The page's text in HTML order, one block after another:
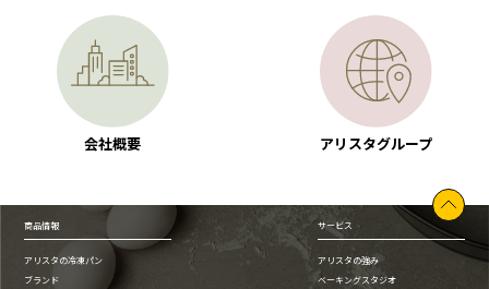
会社概要 アリスタグループ
商品情報
アリスタの冷凍パン
ブランド
サービス
アリスタの強み
ベーキングスタジオ